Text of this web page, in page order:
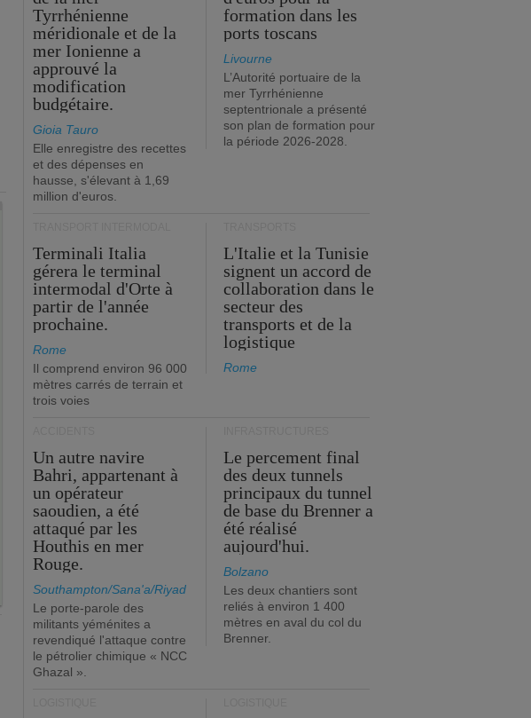
Tyrrhénienne
méridionale et de la
mer Ionienne a
approuvé la
modification
budgétaire.
Gioia Tauro
Elle enregistre des recettes
et des dépenses en
hausse, s'élevant à 1,69
million d'euros.
formation dans les
ports toscans
Livourne
L’Autorité portuaire de la
mer Tyrrhénienne
septentrionale a présenté
son plan de formation pour
la période 2026-2028.
Terminali Italia
gérera le terminal
intermodal d'Orte à
partir de l'année
prochaine.
Rome
Il comprend environ 96 000
mètres carrés de terrain et
trois voies
L'Italie et la Tunisie
signent un accord de
collaboration dans le
secteur des
transports et de la
logistique
Rome
Un autre navire
Bahri, appartenant à
un opérateur
saoudien, a été
attaqué par les
Houthis en mer
Rouge.
Southampton/Sana'a/Riyad
Le porte-parole des
militants yéménites a
revendiqué l'attaque contre
le pétrolier chimique « NCC
Ghazal ».
Le percement final
des deux tunnels
principaux du tunnel
de base du Brenner a
été réalisé
aujourd'hui.
Bolzano
Les deux chantiers sont
reliés à environ 1 400
mètres en aval du col du
Brenner.